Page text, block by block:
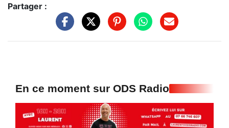
Partager :
En ce moment sur ODS Radio